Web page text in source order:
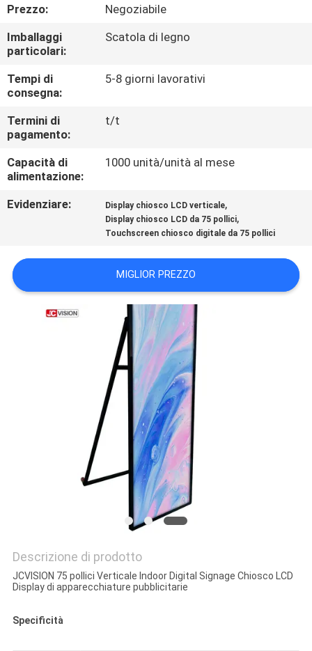
CONTROLLO
DELLA
QUALITÀ
CONTATTACI
NOTIZIE
CASI
CHIEDI UN
PREVENTIVO
Prezzo:
Negoziabile
Imballaggi
particolari:
Scatola di legno
Tempi di
consegna:
5-8 giorni lavorativi
Termini di
pagamento:
t/t
Capacità di
alimentazione:
1000 unità/unità al mese
Evidenziare: Display chiosco LCD verticale,
Display chiosco LCD da 75 pollici,
Touchscreen chiosco digitale da 75 pollici
MIGLIOR PREZZO
Descrizione di prodotto
JCVISION 75 pollici Verticale Indoor Digital Signage Chiosco LCD
Display di apparecchiature pubblicitarie
Specificità